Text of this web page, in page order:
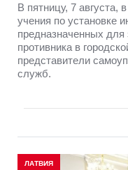
В пятницу, 7 августа,
учения по установке
предназначенных
противника в
представители
служб.
ЛАТВИЯ